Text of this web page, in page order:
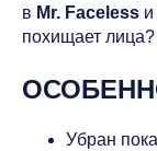
в Mr. Faceless
похищает лица?
Убран